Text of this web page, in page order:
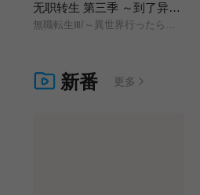
无职转生 第三季 ～到了异世界就拿出真本事～
無職転生Ⅲ/～異世界行ったら本気だす～/
新番 更多